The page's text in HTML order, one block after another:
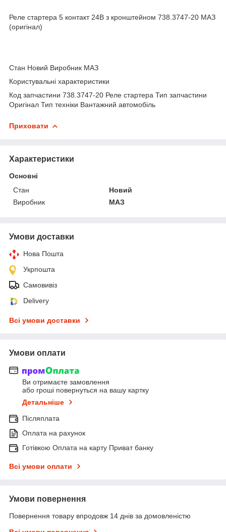
Реле стартера 5 контакт 24В з кронштейном 738.3747-20 МАЗ
(оригінал)
Стан Новий Виробник МАЗ
Користувальні характеристики
Код запчастини 738.3747-20 Реле стартера Тип запчастини
Оригінал Тип техніки Вантажний автомобіль
Приховати
Характеристики
Основні
Стан
Новий
Виробник
МАЗ
Умови доставки
Нова Пошта
Укрпошта
Самовивіз
Delivery
Всі умови доставки
Умови оплати
Ви отримаєте замовлення
або гроші повернуться на вашу картку
Детальніше
Післяплата
Оплата на рахунок
Готівкою Оплата на карту Приват банку
Всі умови оплати
Умови повернення
Повернення товару впродовж 14 днів за домовленістю